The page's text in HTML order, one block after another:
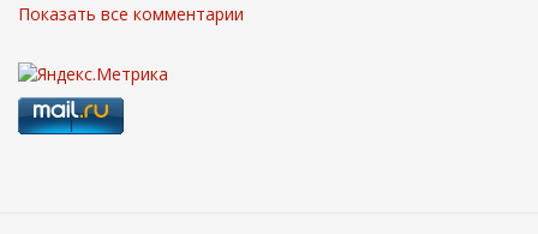
Показать все комментарии